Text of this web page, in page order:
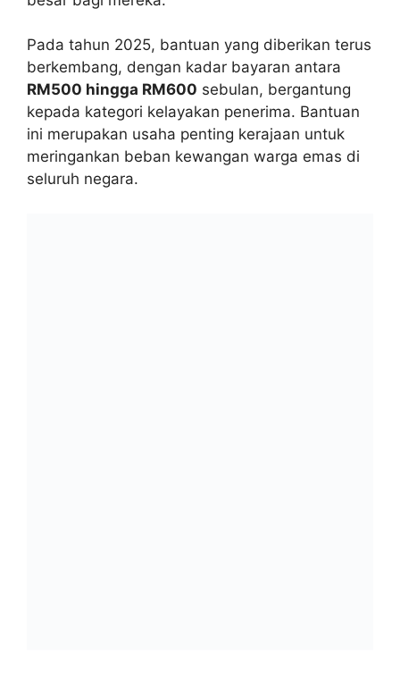
Pada tahun 2025, bantuan yang diberikan terus
berkembang, dengan kadar bayaran antara
RM500 hingga RM600 sebulan, bergantung
kepada kategori kelayakan penerima. Bantuan
ini merupakan usaha penting kerajaan untuk
meringankan beban kewangan warga emas di
seluruh negara.